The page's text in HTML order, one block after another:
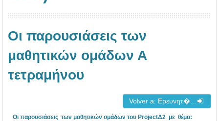
Οι παρουσιάσεις των
μαθητικών ομάδων Α
τετραμήνου
Volver a: Ερευνητ�...
Οι παρουσιάσεις των μαθητικών ομάδων του ProjectΔ2 με θέμα: